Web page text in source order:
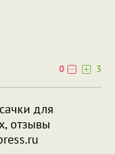
0
3
для
отзывы